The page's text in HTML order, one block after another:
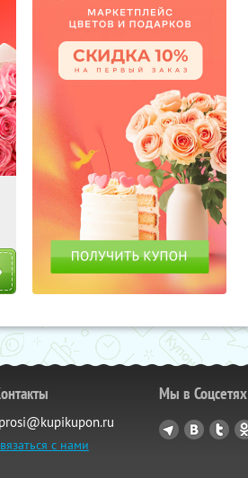
с нами
Мы в Соцсетях